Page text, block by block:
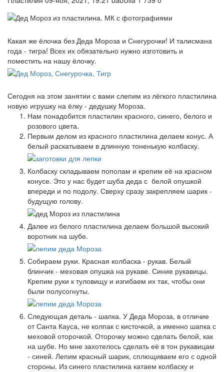
Какая же ёлочка без Деда Мороза и Снегурочки! И талисмана
года - тигра! Всех их обязательно нужно изготовить и
поместить на нашу ёлочку.
Сегодня на этом занятии с вами слепим из лёгкого пластилина
новую игрушку на ёлку - дедушку Мороза.
Нам понадобится пластилин красного, синего, белого и
розового цвета.
Первым делом из красного пластилина делаем конус. А
белый раскатываем в длинную тоненькую колбаску.
Колбаску складываем пополам и крепим её на красном
конусе. Это у нас будет шуба деда с белой опушкой
впереди и по подолу. Сверху сразу закрепляем шарик -
будущую голову.
Далее из белого пластилина делаем большой высокий
воротник на шубе.
Собираем руки. Красная колбаска - рукав. Белый
блинчик - меховая опушка на рукаве. Синие рукавицы.
Крепим руки к туловищу и изгибаем их так, чтобы они
были полусогнуты.
Следующая деталь - шапка. У Деда Мороза, в отличие
от Санта Кауса, не колпак с кисточкой, а именно шапка с
меховой оторочкой. Оторочку можно сделать белой, как
на шубе. Но мне захотелось сделать её в тон рукавицам
- синей. Лепим красный шарик, сплющиваем его с одной
стороны. Из синего пластилина катаем колбаску и